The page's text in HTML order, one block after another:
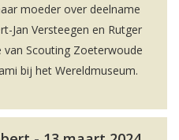
moeder over deelname
Jan Versteegen en Rutger
Scouting Zoeterwoude
bij het Wereldmuseum.